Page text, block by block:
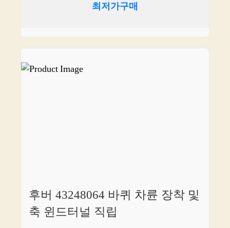
최저가구매
후버 43248064 바퀴 차륜 장착 및
축 윈드터널 직립